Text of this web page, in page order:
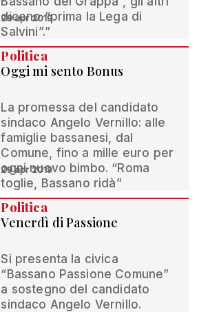
dicono “prima la Lega di
Salvini”.”
29 apr 2019
Politica
Oggi mi sento Bonus
La promessa del candidato
sindaco Angelo Vernillo: alle
famiglie bassanesi, dal
Comune, fino a mille euro per
ogni nuovo bimbo. “Roma
toglie, Bassano ridà”
29 apr 2019
Politica
Venerdì di Passione
Si presenta la civica
“Bassano Passione Comune”
a sostegno del candidato
sindaco Angelo Vernillo.